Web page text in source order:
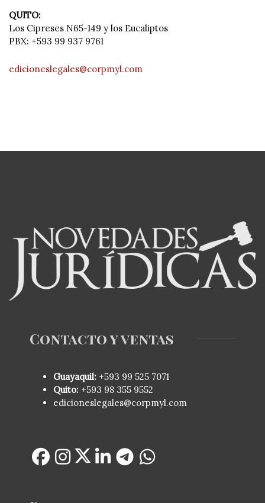
QUITO:
Los Cipreses N65-149 y los Eucaliptos
PBX: +593 99 937 9761
edicioneslegales@corpmyl.com
Contacto y ventas
Guayaquil: +593 99 525 7071
Quito: +593 98 355 9552
edicioneslegales@corpmyl.com